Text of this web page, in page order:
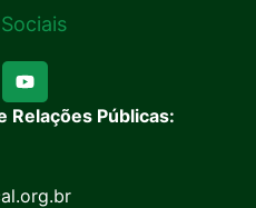
Relações Públicas: